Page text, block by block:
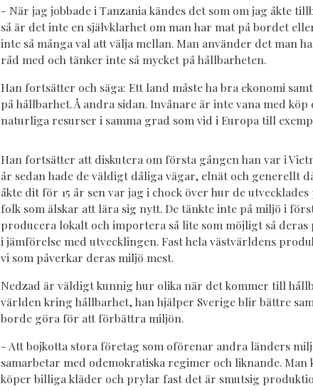
- När jag jobbade i Tanzania kändes det som om jag åkte
så är det inte en självklarhet om man har mat på bordet
inte så många val att välja mellan. Man använder det man
råd med och tänker inte så mycket på hållbarheten.
Han fortsätter och säga: Ett land måste ha bra ekonomi
på hållbarhet. Å andra sidan. Invånare är inte vana med
naturliga resurser i samma grad som vid i Europa till
Han fortsätter att diskutera om första gången han var i
år sedan hade de väldigt dåliga vägar, elnät och generellt
åkte dit för 15 år sen var jag i chock över hur de
folk som älskar att lära sig nytt. De tänkte inte på miljö i
producera lokalt och importera så lite som möjligt så
i jämförelse med utvecklingen. Fast hela västvärldens
vi som påverkar deras miljö mest.
Nedzad är väldigt kunnig hur olika när det kommer till
världen kring hållbarhet, han hjälper Sverige blir bättre
borde göra för att förbättra miljön.
- Att bojkotta stora företag som oförenar andra länders
samarbetar med odemokratiska regimer och liknande.
köper billiga kläder och prylar fast det är smutsig